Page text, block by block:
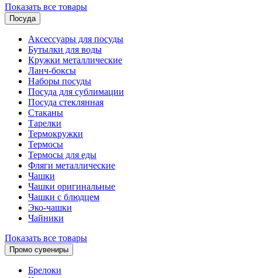
Показать все товары
Посуда
Аксессуары для посуды
Бутылки для воды
Кружки металлические
Ланч-боксы
Наборы посуды
Посуда для сублимации
Посуда стеклянная
Стаканы
Тарелки
Термокружки
Термосы
Термосы для еды
Фляги металлические
Чашки
Чашки оригинальные
Чашки с блюдцем
Эко-чашки
Чайники
Показать все товары
Промо сувениры
Брелоки